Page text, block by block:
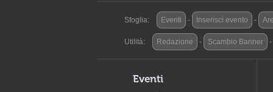
Sfoglia: Eventi - Inserisci evento -
Utilità: Redazione - Scambio Banner -
Eventi